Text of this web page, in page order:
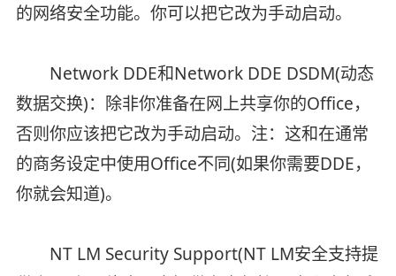
的网络安全功能。你可以把它改为手动启动。
Network DDE和Network DDE DSDM(动态
数据交换)：除非你准备在网上共享你的Office，
否则你应该把它改为手动启动。注：这和在通常
的商务设定中使用Office不同(如果你需要DDE，
你就会知道)。
NT LM Security Support(NT LM安全支持提